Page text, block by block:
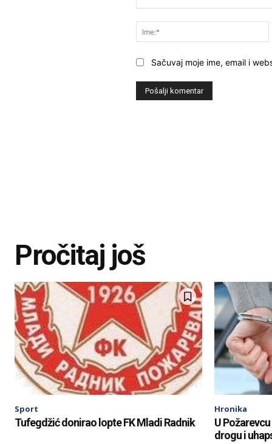
Sačuvaj moje ime, email i
Pročitaj još
Sport
Tufegdžić donirao lopte FK Mladi Radnik
Hronika
U
drogu i